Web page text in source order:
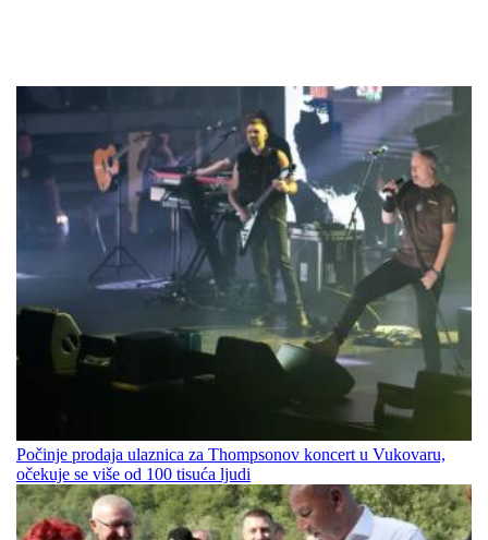
Počinje prodaja ulaznica za Thompsonov koncert u Vukovaru,
očekuje se više od 100 tisuća ljudi